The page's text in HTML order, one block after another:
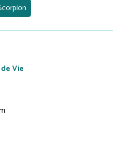
Vie